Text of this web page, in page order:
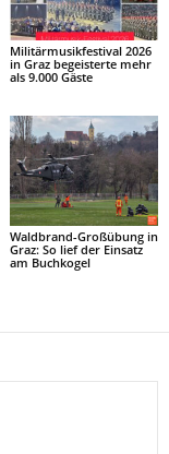
Militärmusikfestival 2026
in Graz begeisterte mehr
als 9.000 Gäste
Waldbrand-Großübung in
Graz: So lief der Einsatz
am Buchkogel